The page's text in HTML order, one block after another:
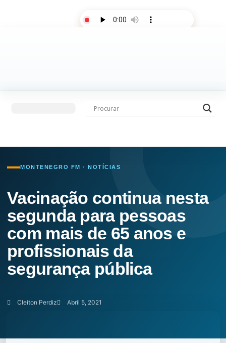
MONTENEGRO FM · NOTÍCIAS
Vacinação continua nesta
segunda para pessoas
com mais de 65 anos e
profissionais da
segurança pública
Cleiton Perdiz Abril 5, 2021